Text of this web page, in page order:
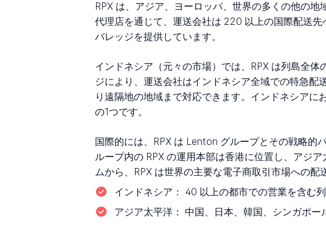
RPX は、アジア、ヨーロッパ、世界の多くの他の
代理店を通じて、運送会社は 220 以上の国際配送
バレッジを提供しています。
インドネシア（元々の市場）では、RPX は列島全
ジにより、運送会社はインドネシア全域での特急
り遠隔地の地域まで対応できます。インドネシア
の1つです。
国際的には、RPX は Lenton グループとその戦略
ループ内の RPX の運用本部は香港に位置し、アジ
ムから、RPX は世界の主要な電子商取引市場への配
インドネシア：
40 以上の都市での営業を含む
アジア太平洋： 中国、日本、韓国、シンガポ